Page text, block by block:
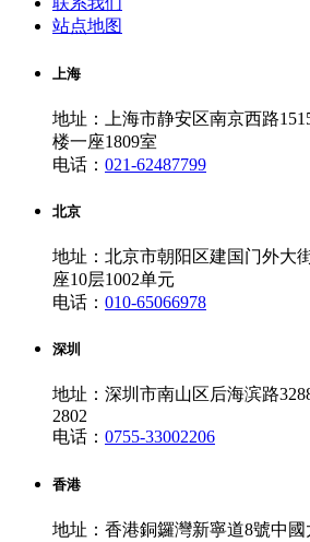
站点地图
上海
地址：上海市静安区南京西路
楼一座1809室
电话： 021-62487799
北京
地址：北京市朝阳区建国门外大
座10层1002单元
电话： 010-65066978
深圳
地址：深圳市南山区后海滨路
2802
电话： 0755-33002206
香港
地址：香港銅鑼灣新寧道8號中